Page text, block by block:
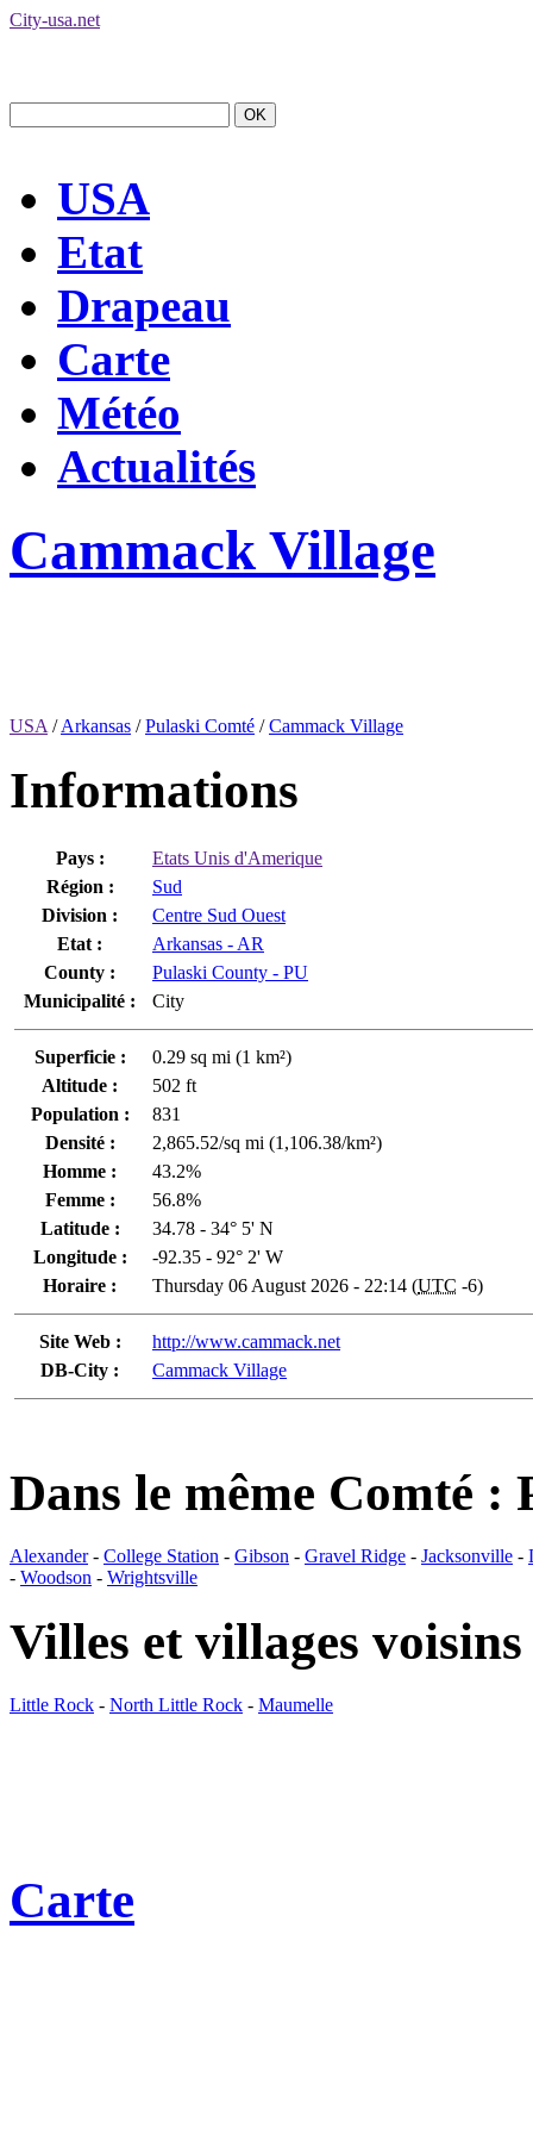
City-usa.net
USA
Etat
Drapeau
Carte
Météo
Actualités
Cammack Village
USA /Arkansas /Pulaski Comté /Cammack Village
Informations
Pays :
Etats Unis d'Amerique
Région :
Sud
Division :
Centre Sud Ouest
Etat :
Arkansas - AR
County :
Pulaski County - PU
Municipalité :
City
Superficie :
0.29 sq mi (1 km²)
Altitude :
502 ft
Population :
831
Densité :
2,865.52/sq mi (1,106.38/km²)
Homme :
43.2%
Femme :
56.8%
Latitude :
34.78 - 34° 5' N
Longitude :
-92.35 - 92° 2' W
Horaire :
Thursday 06 August 2026 - 22:14 (UTC -6)
Site Web :
http://www.cammack.net
DB-City :
Cammack Village
Dans le même Comté :
Alexander- College Station - Gibson - Gravel Ridge - Jacksonville -
- Woodson - Wrightsville
Villes et villages voisins
Little Rock - North Little Rock - Maumelle
Carte